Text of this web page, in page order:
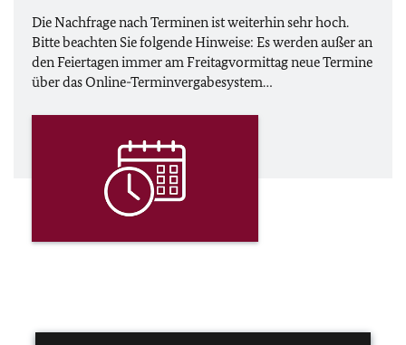
Die Nachfrage nach Terminen ist weiterhin sehr hoch.
Bitte beachten Sie folgende Hinweise: Es werden außer an
den Feiertagen immer am Freitagvormittag neue Termine
über das Online-Terminvergabesystem…